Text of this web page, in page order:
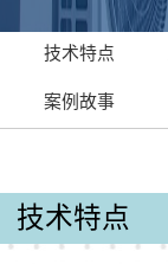
技术特点
案例故事
技术特点